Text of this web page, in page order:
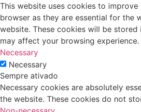
This website uses cookies to
browser as they are essential for the
website. These cookies will be
may affect your browsing experience.
Necessary
Necessary
Sempre ativado
Necessary cookies are absolutely
the website. These cookies do not